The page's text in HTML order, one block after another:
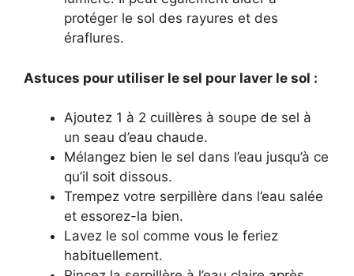
protéger le sol des rayures et des
éraflures.
Astuces pour utiliser le sel pour laver le sol :
Ajoutez 1 à 2 cuillères à soupe de sel à
un seau d’eau chaude.
Mélangez bien le sel dans l’eau jusqu’à ce
qu’il soit dissous.
Trempez votre serpillère dans l’eau salée
et essorez-la bien.
Lavez le sol comme vous le feriez
habituellement.